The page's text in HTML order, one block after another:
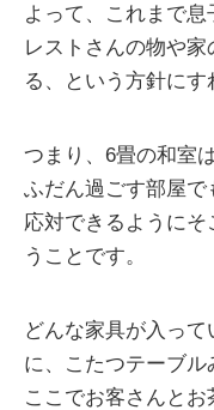
よって、これまで
レストさんの物や
る、という方針にす
つまり、6畳の和室
ふだん過ごす部屋で
応対できるように
うことです。
どんな家具が入っ
に、こたつテーブル
ここでお客さんと